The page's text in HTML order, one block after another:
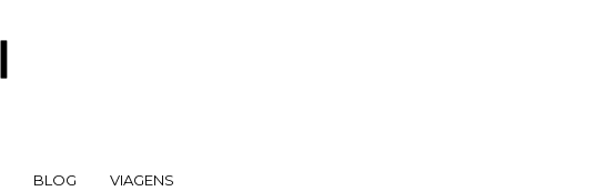
BLOG VIAGENS